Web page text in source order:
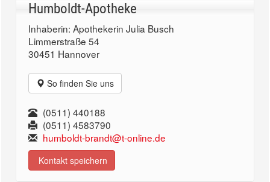
Humboldt-Apotheke
Inhaberin: Apothekerin Julia Busch
Limmerstraße 54
30451 Hannover
So finden Sie uns
(0511) 440188
(0511) 4583790
humboldt-brandt@t-online.de
Kontakt speichern